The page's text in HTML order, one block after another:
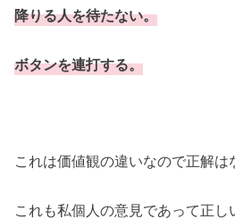
降りる人を待たない。
ボタンを連打する。
これは価値観の違いなので正解は
これも私個人の意見であって正し